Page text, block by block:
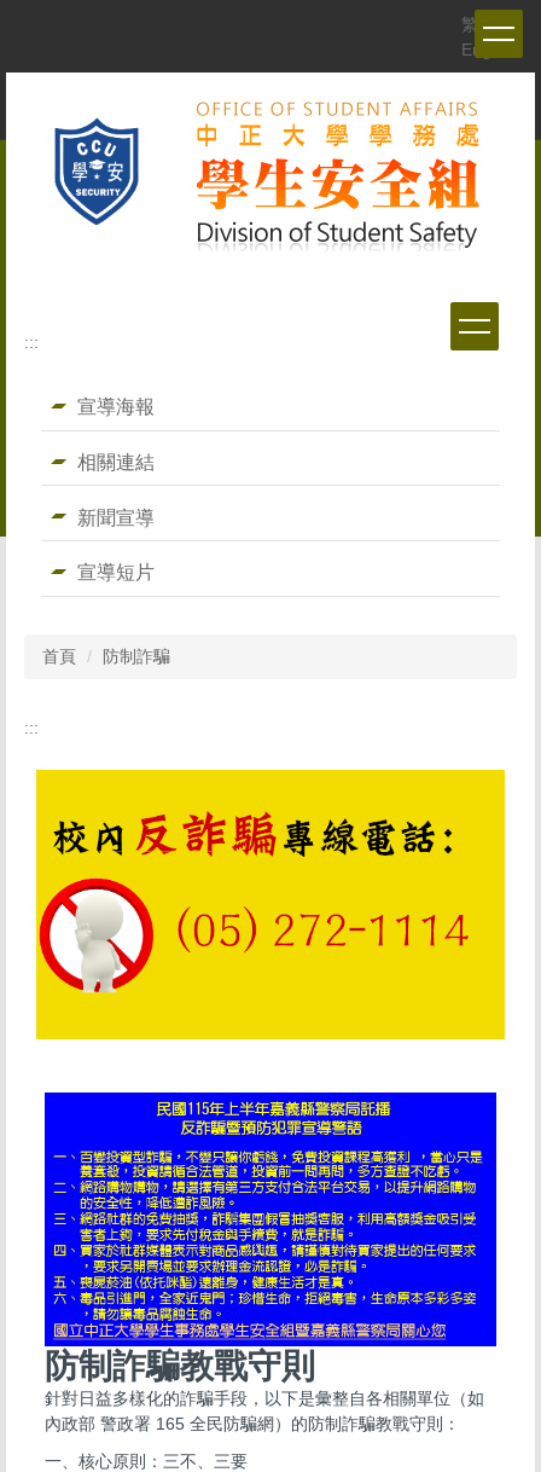
繁體
English
:::
宣導海報
相關連結
新聞宣導
宣導短片
首頁 防制詐騙
:::
防制詐騙教戰守則
針對日益多樣化的詐騙手段，以下是彙整自各相關單位（如
內政部 警政署 165 全民防騙網）的防制詐騙教戰守則：
一、核心原則：三不、三要